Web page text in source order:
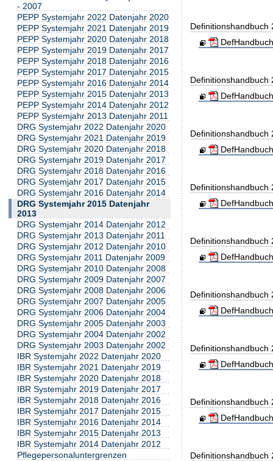
Definitionshandbuch
Definitionshandbuch
Definitionshandbuch
Definitionshandbuch
Definitionshandbuch
Definitionshandbuch
Definitionshandbuch
Definitionshandbuch
Definitionshandbuch
- 2007
PEPP Systemjahr 2022 Datenjahr 2020
PEPP Systemjahr 2021 Datenjahr 2019
PEPP Systemjahr 2020 Datenjahr 2018
PEPP Systemjahr 2019 Datenjahr 2017
PEPP Systemjahr 2018 Datenjahr 2016
PEPP Systemjahr 2017 Datenjahr 2015
PEPP Systemjahr 2016 Datenjahr 2014
PEPP Systemjahr 2015 Datenjahr 2013
PEPP Systemjahr 2014 Datenjahr 2012
PEPP Systemjahr 2013 Datenjahr 2011
DRG Systemjahr 2022 Datenjahr 2020
DRG Systemjahr 2021 Datenjahr 2019
DRG Systemjahr 2020 Datenjahr 2018
DRG Systemjahr 2019 Datenjahr 2017
DRG Systemjahr 2018 Datenjahr 2016
DRG Systemjahr 2017 Datenjahr 2015
DRG Systemjahr 2016 Datenjahr 2014
DRG Systemjahr 2015 Datenjahr
2013
DRG Systemjahr 2014 Datenjahr 2012
DRG Systemjahr 2013 Datenjahr 2011
DRG Systemjahr 2012 Datenjahr 2010
DRG Systemjahr 2011 Datenjahr 2009
DRG Systemjahr 2010 Datenjahr 2008
DRG Systemjahr 2009 Datenjahr 2007
DRG Systemjahr 2008 Datenjahr 2006
DRG Systemjahr 2007 Datenjahr 2005
DRG Systemjahr 2006 Datenjahr 2004
DRG Systemjahr 2005 Datenjahr 2003
DRG Systemjahr 2004 Datenjahr 2002
DRG Systemjahr 2003 Datenjahr 2002
IBR Systemjahr 2022 Datenjahr 2020
IBR Systemjahr 2021 Datenjahr 2019
IBR Systemjahr 2020 Datenjahr 2018
IBR Systemjahr 2019 Datenjahr 2017
IBR Systemjahr 2018 Datenjahr 2016
IBR Systemjahr 2017 Datenjahr 2015
IBR Systemjahr 2016 Datenjahr 2014
IBR Systemjahr 2015 Datenjahr 2013
IBR Systemjahr 2014 Datenjahr 2012
Pflegepersonaluntergrenzen